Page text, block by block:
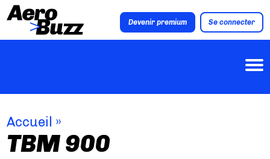
Devenir premium Se connecter
Accueil »
TBM 900